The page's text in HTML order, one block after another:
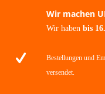
Wir machen
Wir haben bis
Bestellungen und
versendet.